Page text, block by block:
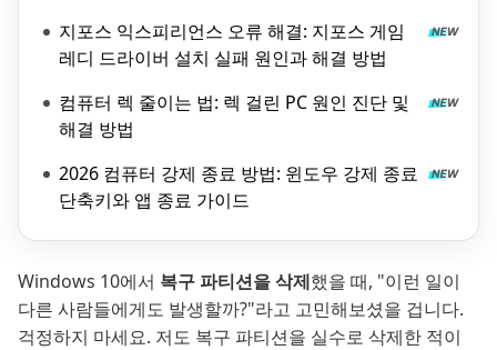
지포스 익스피리언스 오류 해결: 지포스 게임
레디 드라이버 설치 실패 원인과 해결 방법
컴퓨터 렉 줄이는 법: 렉 걸린 PC 원인 진단 및
해결 방법
2026 컴퓨터 강제 종료 방법: 윈도우 강제 종료
단축키와 앱 종료 가이드
Windows 10에서 복구 파티션을 삭제했을 때, "이런 일이
다른 사람들에게도 발생할까?"라고 고민해보셨을 겁니다.
걱정하지 마세요. 저도 복구 파티션을 실수로 삭제한 적이